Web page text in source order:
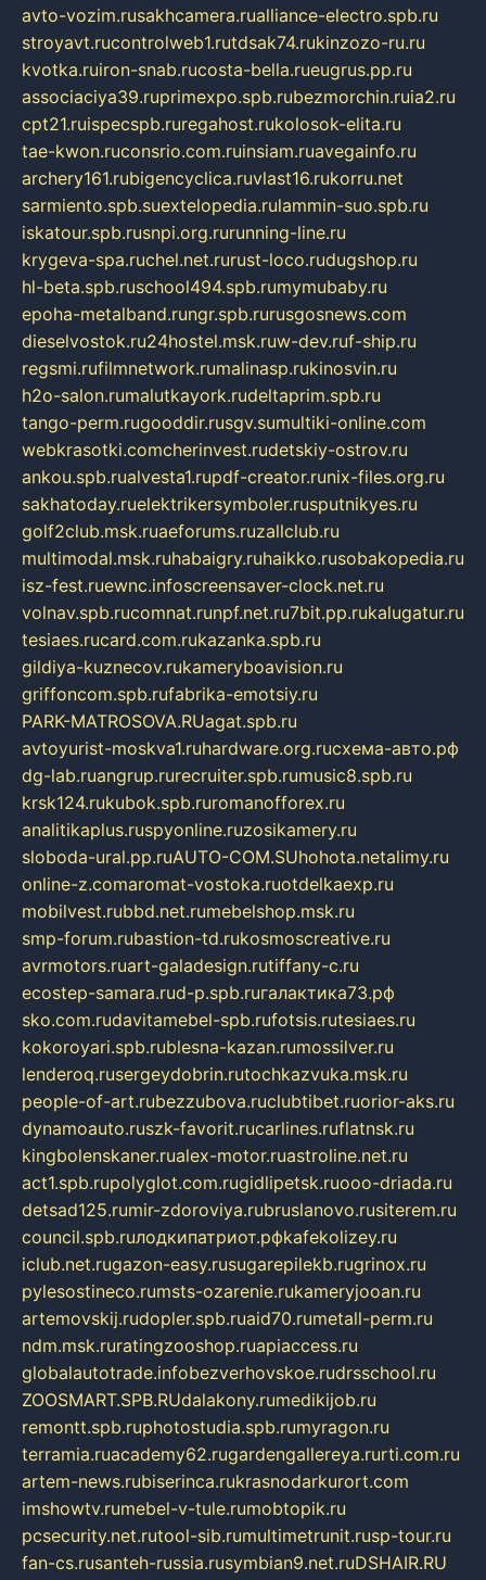
avto-vozim.rusakhcamera.rualliance-electro.spb.ru
stroyavt.rucontrolweb1.rutdsak74.rukinzozo-ru.ru
kvotka.ruiron-snab.rucosta-bella.rueugrus.pp.ru
associaciya39.ruprimexpo.spb.rubezmorchin.ruia2.ru
cpt21.ruispecspb.ruregahost.rukolosok-elita.ru
tae-kwon.ruconsrio.com.ruinsiam.ruavegainfo.ru
archery161.rubigencyclica.ruvlast16.rukorru.net
sarmiento.spb.suextelopedia.rulammin-suo.spb.ru
iskatour.spb.rusnpi.org.rurunning-line.ru
krygeva-spa.ruchel.net.rurust-loco.rudugshop.ru
hl-beta.spb.ruschool494.spb.rumymubaby.ru
epoha-metalband.rungr.spb.rurusgosnews.com
dieselvostok.ru24hostel.msk.ruw-dev.ruf-ship.ru
regsmi.rufilmnetwork.rumalinasp.rukinosvin.ru
h2o-salon.rumalutkayork.rudeltaprim.spb.ru
tango-perm.rugooddir.rusgv.sumultiki-online.com
webkrasotki.comcherinvest.rudetskiy-ostrov.ru
ankou.spb.rualvesta1.rupdf-creator.runix-files.org.ru
sakhatoday.ruelektrikersymboler.rusputnikyes.ru
golf2club.msk.ruaeforums.ruzallclub.ru
multimodal.msk.ruhabaigry.ruhaikko.rusobakopedia.ru
isz-fest.ruewnc.infoscreensaver-clock.net.ru
volnav.spb.rucomnat.runpf.net.ru7bit.pp.rukalugatur.ru
tesiaes.rucard.com.rukazanka.spb.ru
gildiya-kuznecov.rukameryboavision.ru
griffoncom.spb.rufabrika-emotsiy.ru
PARK-MATROSOVA.RUagat.spb.ru
avtoyurist-moskva1.ruhardware.org.ruсхема-авто.рф
dg-lab.ruangrup.rurecruiter.spb.rumusic8.spb.ru
krsk124.rukubok.spb.ruromanofforex.ru
analitikaplus.ruspyonline.ruzosikamery.ru
sloboda-ural.pp.ruAUTO-COM.SUhohota.netalimy.ru
online-z.comaromat-vostoka.ruotdelkaexp.ru
mobilvest.rubbd.net.rumebelshop.msk.ru
smp-forum.rubastion-td.rukosmoscreative.ru
avrmotors.ruart-galadesign.rutiffany-c.ru
ecostep-samara.rud-p.spb.ruгалактика73.рф
sko.com.rudavitamebel-spb.rufotsis.rutesiaes.ru
kokoroyari.spb.rublesna-kazan.rumossilver.ru
lenderoq.rusergeydobrin.rutochkazvuka.msk.ru
people-of-art.rubezzubova.ruclubtibet.ruorior-aks.ru
dynamoauto.ruszk-favorit.rucarlines.ruflatnsk.ru
kingbolenskaner.rualex-motor.ruastroline.net.ru
act1.spb.rupolyglot.com.rugidlipetsk.ruooo-driada.ru
detsad125.rumir-zdoroviya.rubruslanovo.rusiterem.ru
council.spb.ruлодкипатриот.рфkafekolizey.ru
iclub.net.rugazon-easy.rusugarepilekb.rugrinox.ru
pylesostineco.rumsts-ozarenie.rukameryjooan.ru
artemovskij.rudopler.spb.ruaid70.rumetall-perm.ru
ndm.msk.ruratingzooshop.ruapiaccess.ru
globalautotrade.infobezverhovskoe.rudrsschool.ru
ZOOSMART.SPB.RUdalakony.rumedikijob.ru
remontt.spb.ruphotostudia.spb.rumyragon.ru
terramia.ruacademy62.rugardengallereya.rurti.com.ru
artem-news.rubiserinca.rukrasnodarkurort.com
imshowtv.rumebel-v-tule.rumobtopik.ru
pcsecurity.net.rutool-sib.rumultimetrunit.rusp-tour.ru
fan-cs.rusanteh-russia.rusymbian9.net.ruDSHAIR.RU